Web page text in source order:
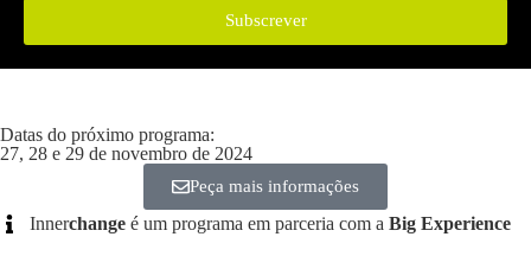
Subscrever
Datas do próximo programa:
27, 28 e 29 de novembro de 2024
Peça mais informações
Innerchange é um programa em parceria com a Big Experience